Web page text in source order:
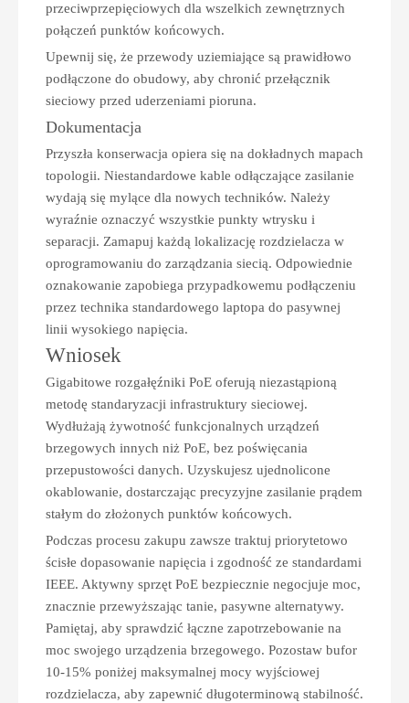
przeciwprzepięciowych dla wszelkich zewnętrznych
połączeń punktów końcowych.
Upewnij się, że przewody uziemiające są prawidłowo
podłączone do obudowy, aby chronić przełącznik
sieciowy przed uderzeniami pioruna.
Dokumentacja
Przyszła konserwacja opiera się na dokładnych mapach
topologii. Niestandardowe kable odłączające zasilanie
wydają się mylące dla nowych techników. Należy
wyraźnie oznaczyć wszystkie punkty wtrysku i
separacji. Zamapuj każdą lokalizację rozdzielacza w
oprogramowaniu do zarządzania siecią. Odpowiednie
oznakowanie zapobiega przypadkowemu podłączeniu
przez technika standardowego laptopa do pasywnej
linii wysokiego napięcia.
Wniosek
Gigabitowe rozgałęźniki PoE oferują niezastąpioną
metodę standaryzacji infrastruktury sieciowej.
Wydłużają żywotność funkcjonalnych urządzeń
brzegowych innych niż PoE, bez poświęcania
przepustowości danych. Uzyskujesz ujednolicone
okablowanie, dostarczając precyzyjne zasilanie prądem
stałym do złożonych punktów końcowych.
Podczas procesu zakupu zawsze traktuj priorytetowo
ścisłe dopasowanie napięcia i zgodność ze standardami
IEEE. Aktywny sprzęt PoE bezpiecznie negocjuje moc,
znacznie przewyższając tanie, pasywne alternatywy.
Pamiętaj, aby sprawdzić łączne zapotrzebowanie na
moc swojego urządzenia brzegowego. Pozostaw bufor
10-15% poniżej maksymalnej mocy wyjściowej
rozdzielacza, aby zapewnić długoterminową stabilność.